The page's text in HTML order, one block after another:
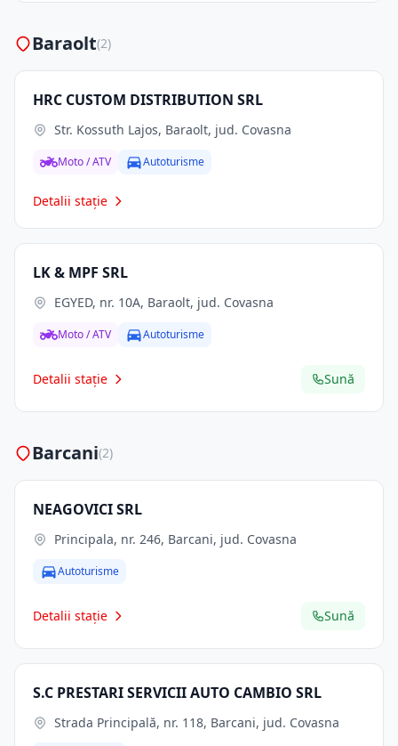
Baraolt(2)
HRC CUSTOM DISTRIBUTION SRL
Str. Kossuth Lajos, Baraolt, jud. Covasna
Moto / ATV Autoturisme
Detalii stație
LK & MPF SRL
EGYED, nr. 10A, Baraolt, jud. Covasna
Moto / ATV Autoturisme
Detalii stație Sună
Barcani(2)
NEAGOVICI SRL
Principala, nr. 246, Barcani, jud. Covasna
Autoturisme
Detalii stație Sună
S.C PRESTARI SERVICII AUTO CAMBIO SRL
Strada Principală, nr. 118, Barcani, jud. Covasna